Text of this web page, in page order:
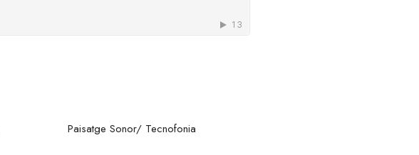
Paisatge Sonor/ Tecnofonia